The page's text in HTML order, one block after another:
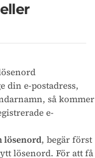
din e-postadress,
så kommer
e-
lösenord, begär först
lösenord. För att få